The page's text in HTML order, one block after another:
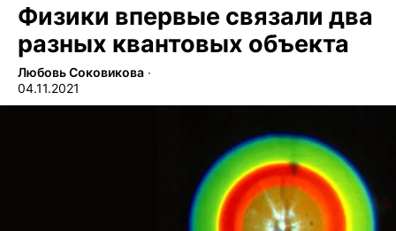
Физики впервые связали два
разных квантовых объекта
Любовь Соковикова ∙
04.11.2021